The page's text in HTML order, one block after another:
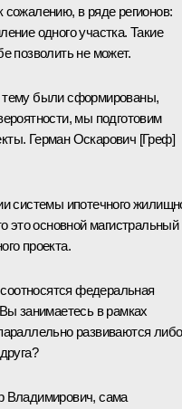
в ряде регионов:
одного участка. Такие
позволить не может.
тему были сформированы,
мы подготовим
Герман Оскарович [Греф]
системы ипотечного
это основной магистральный
проекта.
федеральная
занимаетесь в рамках
развиваются либо
Владимирович, сама